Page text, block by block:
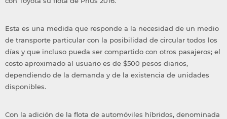
Esta es una medida que responde a la necesidad de un medio
de transporte particular con la posibilidad de circular todos los
días y que incluso pueda ser compartido con otros pasajeros; el
costo aproximado al usuario es de $500 pesos diarios,
dependiendo de la demanda y de la existencia de unidades
disponibles.
Con la adición de la flota de automóviles híbridos, denominada